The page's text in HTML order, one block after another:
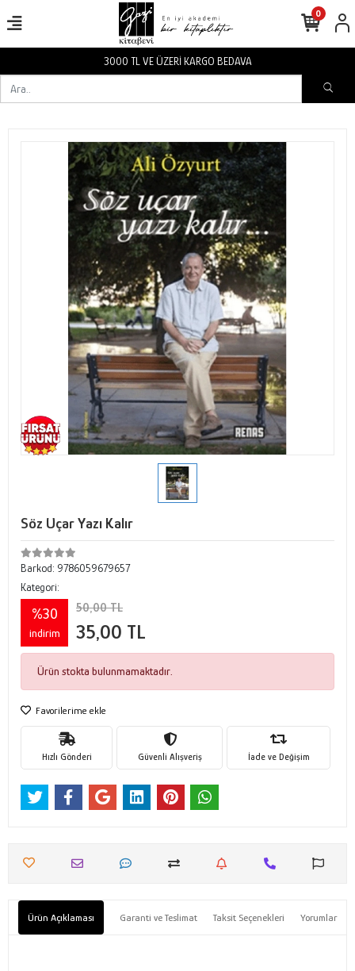
3000 TL VE ÜZERİ KARGO BEDAVA
0
Söz Uçar Yazı Kalır
Barkod: 9786059679657
Kategori:
%30
indirim
50,00 TL
35,00 TL
Ürün stokta bulunmamaktadır.
Favorilerime ekle
Hızlı Gönderi Güvenli Alışveriş İade ve Değişim
Ürün Açıklaması Garanti ve Teslimat Taksit Seçenekleri Yorumlar